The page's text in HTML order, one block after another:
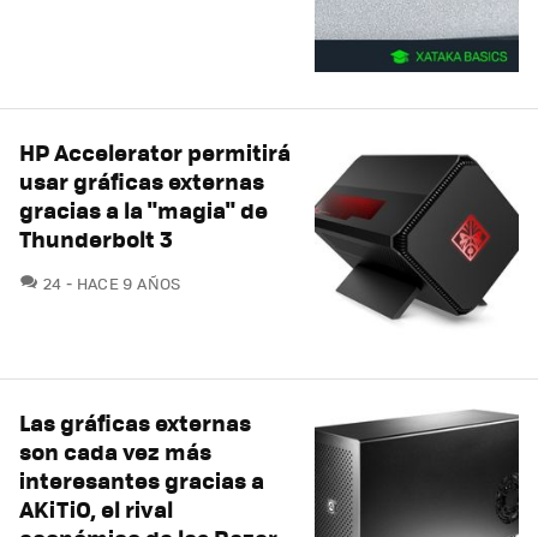
HP Accelerator permitirá
usar gráficas externas
gracias a la "magia" de
Thunderbolt 3
24 COMENTARIOS
HACE 9 AÑOS
Las gráficas externas
son cada vez más
interesantes gracias a
AKiTiO, el rival